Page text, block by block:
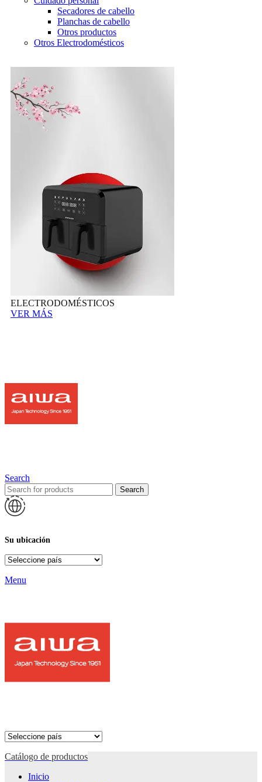
Secadores de cabello
Planchas de cabello
Otros productos
Otros Electrodomésticos
ELECTRODOMÉSTICOS
VER MÁS
Search
Search
Su ubicación
Menu
Catálogo de productos
Inicio